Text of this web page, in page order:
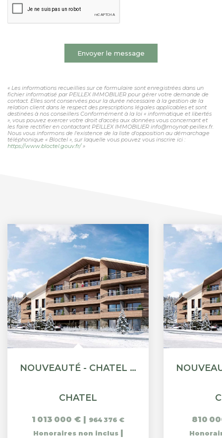
Envoyer le message
« Les informations recueillies sur ce formulaire sont enregistrées dans un
fichier informatisé par PEILLEX IMMOBILIER pour gérer votre demande de
contact. Elles sont conservées pour la durée nécessaire à la gestion de la
relation client dans le respect des prescriptions légales applicables et sont
destinées à nos conseillers Conformément à la loi « informatique et libertés
», vous pouvez exercer votre droit d'accès aux données vous concernant et
les faire rectifier en contactant PEILLEX IMMOBILIER info@moynat-peillex.fr.
Nous vous informons de l'existence de la liste d'opposition au démarchage
téléphonique « Bloctel », sur laquelle vous pouvez vous inscrire ici :
https://www.bloctel.gouv.fr/»
NOUVEAUTÉ - CHATEL - APPARTEMENT STANDING T5
CHATEL
1 013 000 € | 964 376 €
Honoraires non inclus |
810